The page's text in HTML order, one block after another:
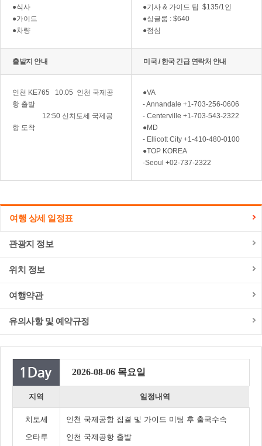
●식사
●가이드
●차량
●기사 & 가이드 팁 $135/1인
●싱글룸 : $640
●점심
출발지 안내
인천 KE765 10:05 인천 국제공
항 출발
12:50 신치토세 국제공
항 도착
미국 / 한국 긴급 연락처 안내
●VA
- Annandale +1-703-256-0606
- Centerville +1-703-543-2322
●MD
- Ellicott City +1-410-480-0100
●TOP KOREA
-Seoul +02-737-2322
여행 상세 일정표
관광지 정보
위치 정보
여행약관
유의사항 및 예약규정
2026-08-06 목요일
지역 일정내역
치토세
오타루
인천 국제공항 집결 및 가이드 미팅 후 출국수속
인천 국제공항 출발